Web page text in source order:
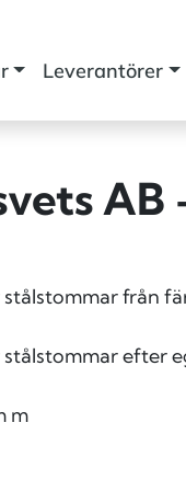
Leverantörer
från
efter
m